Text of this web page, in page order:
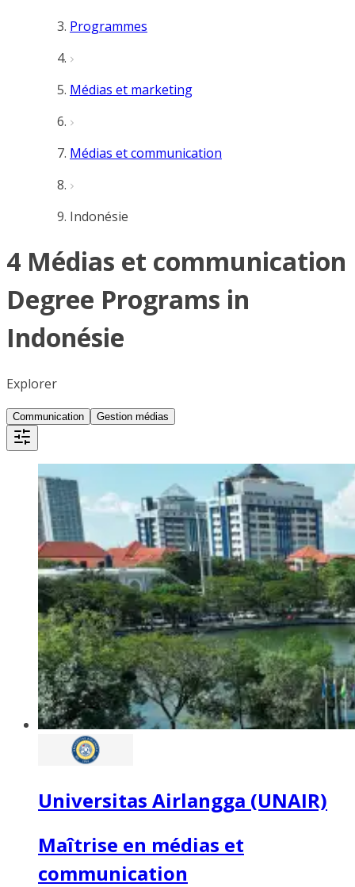
Programmes
Médias et marketing
Médias et communication
Indonésie
4 Médias et communication
Degree Programs in
Indonésie
Explorer
Communication Gestion médias
Universitas Airlangga (UNAIR)
Maîtrise en médias et
communication